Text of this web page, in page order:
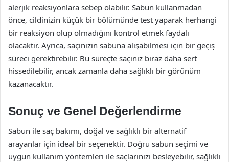
alerjik reaksiyonlara sebep olabilir. Sabun kullanmadan
önce, cildinizin küçük bir bölümünde test yaparak herhangi
bir reaksiyon olup olmadığını kontrol etmek faydalı
olacaktır. Ayrıca, saçınızın sabuna alışabilmesi için bir geçiş
süreci gerektirebilir. Bu süreçte saçınız biraz daha sert
hissedilebilir, ancak zamanla daha sağlıklı bir görünüm
kazanacaktır.
Sonuç ve Genel Değerlendirme
Sabun ile saç bakımı, doğal ve sağlıklı bir alternatif
arayanlar için ideal bir seçenektir. Doğru sabun seçimi ve
uygun kullanım yöntemleri ile saçlarınızı besleyebilir, sağlıklı